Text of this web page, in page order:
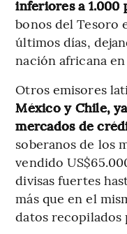
inferiores a 1.000
bonos del Tesoro
últimos días,
nación africana
Otros emisores
México y Chile,
mercados de
soberanos de los
vendido
divisas fuertes
más que en el
datos recopilados